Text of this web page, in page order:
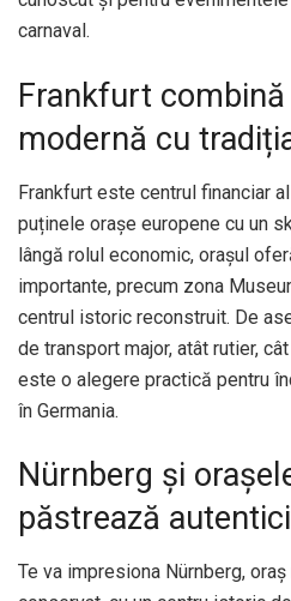
carnaval.
Frankfurt
modernă cu
Frankfurt este centrul financiar
puținele orașe europene cu un
lângă rolul economic, orașul
importante, precum zona
centrul istoric reconstruit. De
de transport major, atât rutier,
este o alegere practică pentru
în Germania.
Nürnberg și
păstrează
Te va impresiona Nürnberg,